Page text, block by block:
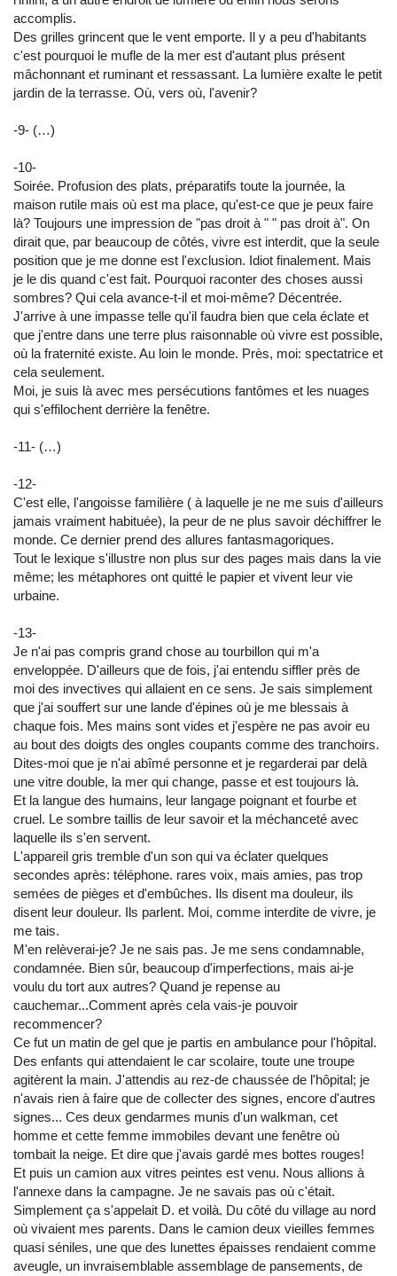
accomplis.
Des grilles grincent que le vent emporte. Il y a peu d'habitants
c'est pourquoi le mufle de la mer est d'autant plus présent
mâchonnant et ruminant et ressassant. La lumière exalte le petit
jardin de la terrasse. Où, vers où, l'avenir?
-9- (…)
-10-
Soirée. Profusion des plats, préparatifs toute la journée, la
maison rutile mais où est ma place, qu'est-ce que je peux faire
là? Toujours une impression de "pas droit à " " pas droit à". On
dirait que, par beaucoup de côtés, vivre est interdit, que la seule
position que je me donne est l'exclusion. Idiot finalement. Mais
je le dis quand c'est fait. Pourquoi raconter des choses aussi
sombres? Qui cela avance-t-il et moi-même? Décentrée.
J'arrive à une impasse telle qu'il faudra bien que cela éclate et
que j'entre dans une terre plus raisonnable où vivre est possible,
où la fraternité existe. Au loin le monde. Près, moi: spectatrice et
cela seulement.
Moi, je suis là avec mes persécutions fantômes et les nuages
qui s'effilochent derrière la fenêtre.
-11- (…)
-12-
C'est elle, l'angoisse familière ( à laquelle je ne me suis d'ailleurs
jamais vraiment habituée), la peur de ne plus savoir déchiffrer le
monde. Ce dernier prend des allures fantasmagoriques.
Tout le lexique s'illustre non plus sur des pages mais dans la vie
même; les métaphores ont quitté le papier et vivent leur vie
urbaine.
-13-
Je n'ai pas compris grand chose au tourbillon qui m'a
enveloppée. D'ailleurs que de fois, j'ai entendu siffler près de
moi des invectives qui allaient en ce sens. Je sais simplement
que j'ai souffert sur une lande d'épines où je me blessais à
chaque fois. Mes mains sont vides et j'espère ne pas avoir eu
au bout des doigts des ongles coupants comme des tranchoirs.
Dites-moi que je n'ai abîmé personne et je regarderai par delà
une vitre double, la mer qui change, passe et est toujours là.
Et la langue des humains, leur langage poignant et fourbe et
cruel. Le sombre taillis de leur savoir et la méchanceté avec
laquelle ils s'en servent.
L'appareil gris tremble d'un son qui va éclater quelques
secondes après: téléphone. rares voix, mais amies, pas trop
semées de pièges et d'embûches. Ils disent ma douleur, ils
disent leur douleur. Ils parlent. Moi, comme interdite de vivre, je
me tais.
M'en relèverai-je? Je ne sais pas. Je me sens condamnable,
condamnée. Bien sûr, beaucoup d'imperfections, mais ai-je
voulu du tort aux autres? Quand je repense au
cauchemar...Comment après cela vais-je pouvoir
recommencer?
Ce fut un matin de gel que je partis en ambulance pour l'hôpital.
Des enfants qui attendaient le car scolaire, toute une troupe
agitèrent la main. J'attendis au rez-de chaussée de l'hôpital; je
n'avais rien à faire que de collecter des signes, encore d'autres
signes... Ces deux gendarmes munis d'un walkman, cet
homme et cette femme immobiles devant une fenêtre où
tombait la neige. Et dire que j'avais gardé mes bottes rouges!
Et puis un camion aux vitres peintes est venu. Nous allions à
l'annexe dans la campagne. Je ne savais pas où c'était.
Simplement ça s'appelait D. et voilà. Du côté du village au nord
où vivaient mes parents. Dans le camion deux vieilles femmes
quasi séniles, une que des lunettes épaisses rendaient comme
aveugle, un invraisemblable assemblage de pansements, de